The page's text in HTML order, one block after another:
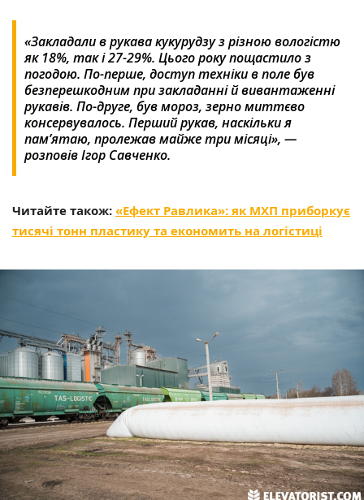
«Закладали в рукава кукурудзу з різною вологістю
як 18%, так і 27-29%. Цього року пощастило з
погодою. По-перше, доступ техніки в поле був
безперешкодним при закладанні й вивантаженні
рукавів. По-друге, був мороз, зерно миттєво
консервувалось. Перший рукав, наскільки я
пам’ятаю, пролежав майже три місяці», —
розповів Ігор Савченко.
Читайте також:«Ефект Равлика»: як МХП приборкує
тисячі тонн пластику та економить на логістиці